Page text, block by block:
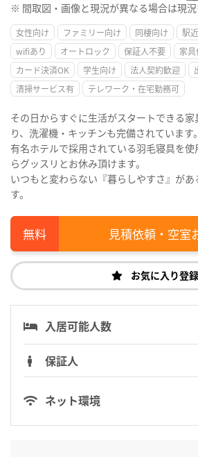
※ 間取図・画像と現況が異なる場合は現況
女性向け ファミリー向け 同棲向け 駅近
wifiあり
オートロック 保証人不要 家
カード決済OK
学生向け 法人契約歓迎
清掃サービス有
テレワーク・在宅勤務可
その日からすぐに生活がスタートできる
り、洗濯機・キッチンも完備されています。
有名ホテルで採用されている羽毛寝具を
らグッスリとお休み頂けます。
いつもと変わらない『暮らしやすさ』が
す。
見積依頼・空室
お気に入り登録
入居可能人数
保証人
ネット環境